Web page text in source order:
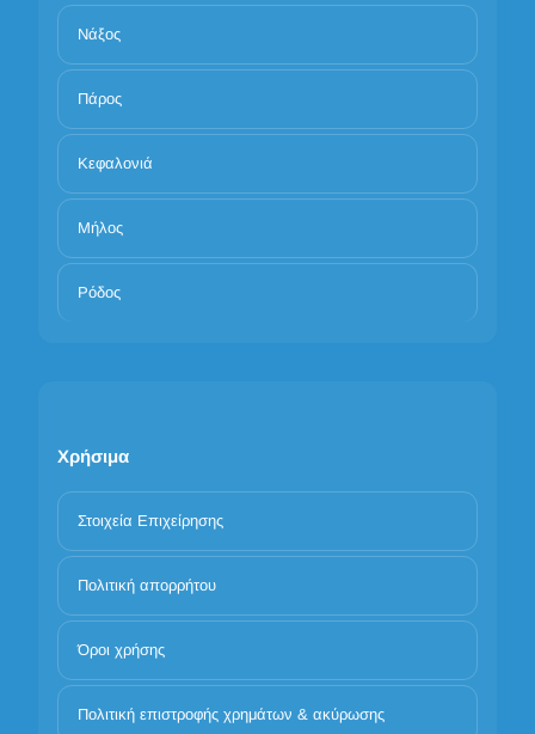
Νάξος
Πάρος
Κεφαλονιά
Μήλος
Ρόδος
Χρήσιμα
Στοιχεία Επιχείρησης
Πολιτική απορρήτου
Όροι χρήσης
Πολιτική επιστροφής χρημάτων & ακύρωσης